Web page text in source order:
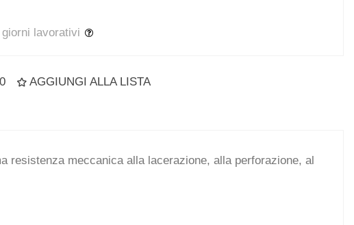
giorni lavorativi
0 AGGIUNGI ALLA LISTA
resistenza meccanica alla lacerazione, alla perforazione, al